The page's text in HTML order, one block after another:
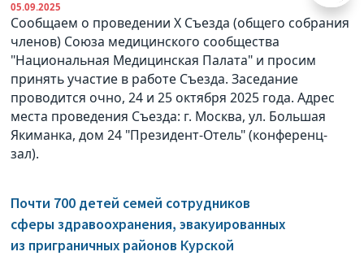
05.09.2025
Сообщаем о проведении X Съезда (общего собрания
членов) Союза медицинского сообщества
"Национальная Медицинская Палата" и просим
принять участие в работе Съезда. Заседание
проводится очно, 24 и 25 октября 2025 года. Адрес
места проведения Съезда: г. Москва, ул. Большая
Якиманка, дом 24 "Президент-Отель" (конференц-
зал).
Почти 700 детей семей сотрудников
сферы здравоохранения, эвакуированных
из приграничных районов Курской